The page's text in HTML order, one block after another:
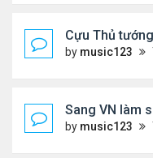
Cựu Thủ
by music123
Sang VN làm
by music123